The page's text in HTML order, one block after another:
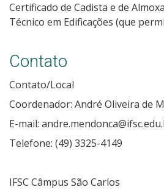
Certificado de Cadista e de
Técnico em Edificações (que
Contato
Contato/Local
Coordenador: André Oliveira de
E-mail:
Telefone: (49) 3325-4149
IFSC Câmpus São Carlos